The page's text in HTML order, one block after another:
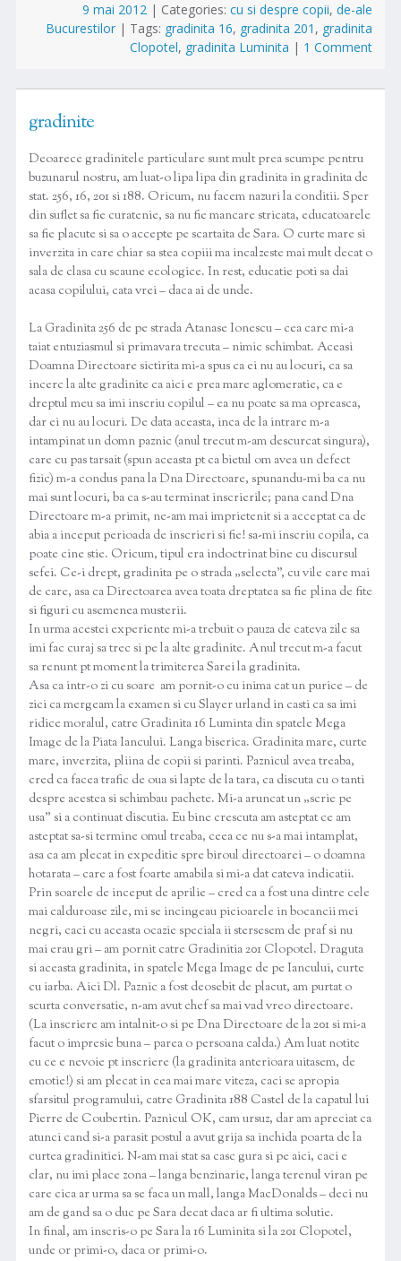
9 mai 2012 | Categories:cu si despre copii,de-ale
Bucurestilor | Tags: gradinita 16, gradinita 201 , gradinita
Clopotel, gradinita Luminita | 1 Comment
gradinite
Deoarece gradinitele particulare sunt mult prea scumpe pentru
buzunarul nostru, am luat-o lipa lipa din gradinita in gradinita de
stat. 256, 16, 201 si 188. Oricum, nu facem nazuri la conditii. Sper
din suflet sa fie curatenie, sa nu fie mancare stricata, educatoarele
sa fie placute si sa o accepte pe scartaita de Sara. O curte mare si
inverzita in care chiar sa stea copiii ma incalzeste mai mult decat o
sala de clasa cu scaune ecologice. In rest, educatie poti sa dai
acasa copilului, cata vrei – daca ai de unde.
La Gradinita 256 de pe strada Atanase Ionescu – cea care mi-a
taiat entuziasmul si primavara trecuta – nimic schimbat. Aceasi
Doamna Directoare sictirita mi-a spus ca ei nu au locuri, ca sa
incerc la alte gradinite ca aici e prea mare aglomeratie, ca e
dreptul meu sa imi inscriu copilul – ea nu poate sa ma opreasca,
dar ei nu au locuri. De data aceasta, inca de la intrare m-a
intampinat un domn paznic (anul trecut m-am descurcat singura),
care cu pas tarsait (spun aceasta pt ca bietul om avea un defect
fizic) m-a condus pana la Dna Directoare, spunandu-mi ba ca nu
mai sunt locuri, ba ca s-au terminat inscrierile; pana cand Dna
Directoare m-a primit, ne-am mai imprietenit si a acceptat ca de
abia a inceput perioada de inscrieri si fie! sa-mi inscriu copila, ca
poate cine stie. Oricum, tipul era indoctrinat bine cu discursul
sefei. Ce-i drept, gradinita pe o strada „selecta”, cu vile care mai
de care, asa ca Directoarea avea toata dreptatea sa fie plina de fite
si figuri cu asemenea musterii.
In urma acestei experiente mi-a trebuit o pauza de cateva zile sa
imi fac curaj sa trec si pe la alte gradinite. Anul trecut m-a facut
sa renunt pt moment la trimiterea Sarei la gradinita.
Asa ca intr-o zi cu soare am pornit-o cu inima cat un purice – de
zici ca mergeam la examen si cu Slayer urland in casti ca sa imi
ridice moralul, catre Gradinita 16 Luminta din spatele Mega
Image de la Piata Iancului. Langa biserica. Gradinita mare, curte
mare, inverzita, pliina de copii si parinti. Paznicul avea treaba,
cred ca facea trafic de oua si lapte de la tara, ca discuta cu o tanti
despre acestea si schimbau pachete. Mi-a aruncat un „scrie pe
usa” si a continuat discutia. Eu bine crescuta am asteptat ce am
asteptat sa-si termine omul treaba, ceea ce nu s-a mai intamplat,
asa ca am plecat in expeditie spre biroul directoarei – o doamna
hotarata – care a fost foarte amabila si mi-a dat cateva indicatii.
Prin soarele de inceput de aprilie – cred ca a fost una dintre cele
mai calduroase zile, mi se incingeau picioarele in bocancii mei
negri, caci cu aceasta ocazie speciala ii stersesem de praf si nu
mai erau gri – am pornit catre Gradinitia 201 Clopotel. Draguta
si aceasta gradinita, in spatele Mega Image de pe Iancului, curte
cu iarba. Aici Dl. Paznic a fost deosebit de placut, am purtat o
scurta conversatie, n-am avut chef sa mai vad vreo directoare.
(La inscriere am intalnit-o si pe Dna Directoare de la 201 si mi-a
facut o impresie buna – parea o persoana calda.) Am luat notite
cu ce e nevoie pt inscriere (la gradinita anterioara uitasem, de
emotie!) si am plecat in cea mai mare viteza, caci se apropia
sfarsitul programului, catre Gradinita 188 Castel de la capatul lui
Pierre de Coubertin. Paznicul OK, cam ursuz, dar am apreciat ca
atunci cand si-a parasit postul a avut grija sa inchida poarta de la
curtea gradinitiei. N-am mai stat sa casc gura si pe aici, caci e
clar, nu imi place zona – langa benzinarie, langa terenul viran pe
care cica ar urma sa se faca un mall, langa MacDonalds – deci nu
am de gand sa o duc pe Sara decat daca ar fi ultima solutie.
In final, am inscris-o pe Sara la 16 Luminita si la 201 Clopotel,
unde or primi-o, daca or primi-o.